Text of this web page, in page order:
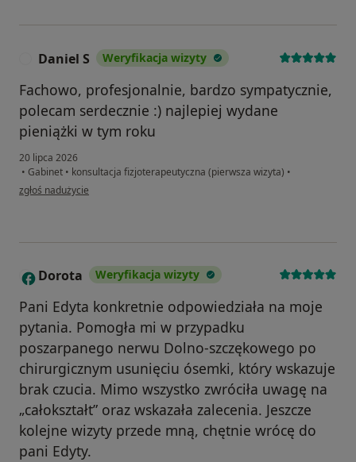
Daniel S Weryfikacja wizyty
Fachowo, profesjonalnie, bardzo sympatycznie,
polecam serdecznie :) najlepiej wydane
pieniążki w tym roku
20 lipca 2026
• Gabinet • konsultacja fizjoterapeutyczna (pierwsza wizyta) •
w opinii użytkownika Daniel S
zgłoś nadużycie
D Dorota Weryfikacja wizyty
Pani Edyta konkretnie odpowiedziała na moje
pytania. Pomogła mi w przypadku
poszarpanego nerwu Dolno-szczękowego po
chirurgicznym usunięciu ósemki, który wskazuje
brak czucia. Mimo wszystko zwróciła uwagę na
„całokształt” oraz wskazała zalecenia. Jeszcze
kolejne wizyty przede mną, chętnie wrócę do
pani Edyty.